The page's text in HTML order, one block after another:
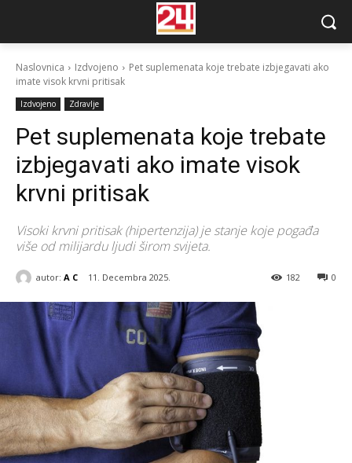
Naslovnica Izdvojeno
Pet suplemenata koje trebate izbjegavati ako
imate visok krvni pritisak
Izdvojeno Zdravlje
Pet suplemenata koje trebate
izbjegavati ako imate visok
krvni pritisak
Visoki krvni pritisak (hipertenzija) je stanje koje pogađa
više od milijardu ljudi širom svijeta.
autor: A C 11. Decembra 2025. 0
182